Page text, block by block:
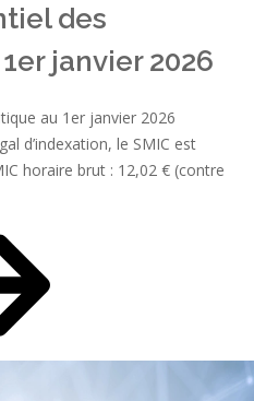
des
janvier 2026
au 1er janvier 2026
d’indexation, le SMIC est
horaire brut : 12,02 € (contre